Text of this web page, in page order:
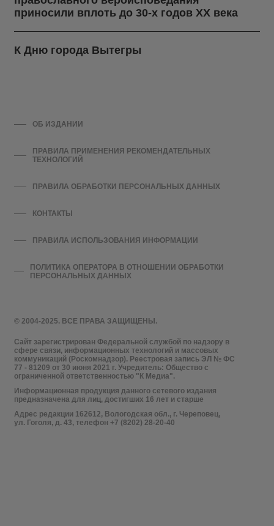
приносили вплоть до 30-х годов ХХ века
К Дню города Вытегры
© 2004-2025. ВСЕ ПРАВА ЗАЩИЩЕНЫ.
Сайт зарегистрирован Федеральной службой по надзору в
сфере связи, информационных технологий и массовых
коммуникаций (Роскомнадзор). Реестровая запись ЭЛ № ФС
77 - 81209 от 30 июня 2021 г. Учредитель: Общество с
ограниченной ответственностью "К Медиа".
Информационная продукция данного сетевого издания
предназначена для лиц, достигших 16 лет и старше
Адрес редакции 162612, Вологодская обл., г. Череповец,
ул. Гоголя, д. 43, телефон +7 (8202) 28-20-40
ОБ ИЗДАНИИ
ПРАВИЛА ПРИМЕНЕНИЯ РЕКОМЕНДАТЕЛЬНЫХ
ТЕХНОЛОГИЙ
ПРАВИЛА ОБРАБОТКИ ПЕРСОНАЛЬНЫХ ДАННЫХ
КОНТАКТЫ
ПРАВИЛА ИСПОЛЬЗОВАНИЯ ИНФОРМАЦИИ
ПОЛИТИКА ОПЕРАТОРА В ОТНОШЕНИИ ОБРАБОТКИ
ПЕРСОНАЛЬНЫХ ДАННЫХ